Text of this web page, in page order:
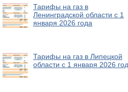
Тарифы на газ в
Ленинградской области с 1
января 2026 года
Тарифы на газ в Липецкой
области с 1 января 2026